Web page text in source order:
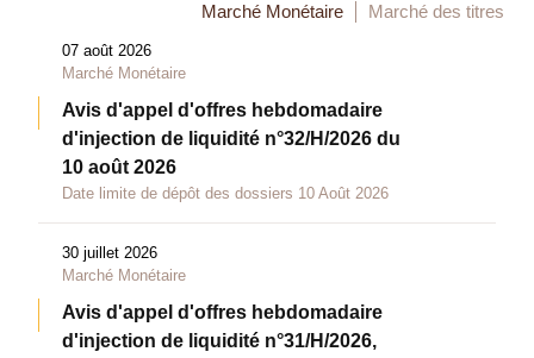
Marché Monétaire Marché des titres
07 août 2026
Marché Monétaire
Avis d'appel d'offres hebdomadaire
d'injection de liquidité n°32/H/2026 du
10 août 2026
Date limite de dépôt des dossiers 10 Août 2026
30 juillet 2026
Marché Monétaire
Avis d'appel d'offres hebdomadaire
d'injection de liquidité n°31/H/2026,